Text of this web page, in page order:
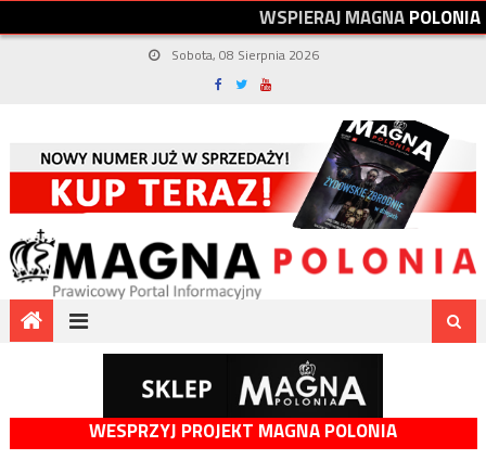
WSPIERAJMAGNAPOLONIA
Sobota, 08 Sierpnia 2026
WESPRZYJ PROJEKT MAGNA POLONIA